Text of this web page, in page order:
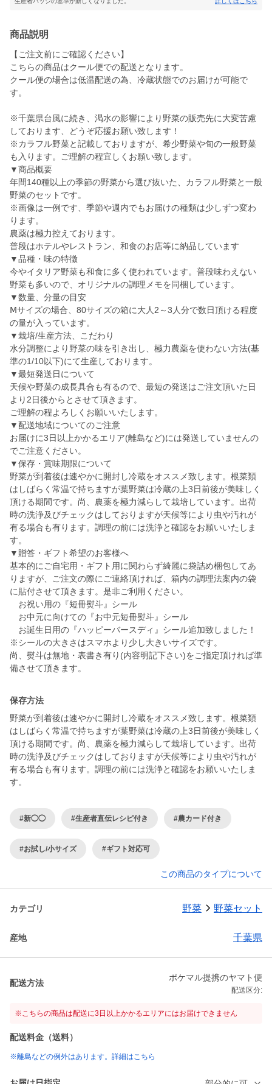
商品説明
【ご注文前にご確認ください】
こちらの商品はクール便での配送となります。
クール便の場合は低温配送の為、冷蔵状態でのお届けが可能で
す。
※千葉県台風に続き、渇水の影響により野菜の販売先に大変苦慮
しております、どうぞ応援お願い致します！
※カラフル野菜と記載しておりますが、希少野菜や旬の一般野菜
も入ります。ご理解の程宜しくお願い致します。
▼商品概要
年間140種以上の季節の野菜から選び抜いた、カラフル野菜と一般
野菜のセットです。
※画像は一例です、季節や週内でもお届けの種類は少しずつ変わ
ります。
農薬は極力控えております。
普段はホテルやレストラン、和食のお店等に納品しています
▼品種・味の特徴
今やイタリア野菜も和食に多く使われています。普段味わえない
野菜も多いので、オリジナルの調理メモを同梱しています。
▼数量、分量の目安
Ⅿサイズの場合、80サイズの箱に大人2～3人分で数日頂ける程度
の量が入っています。
▼栽培/生産方法、こだわり
水分調整により野菜の味を引き出し、極力農薬を使わない方法(基
準の1/10以下)にて生産しております。
▼最短発送日について
天候や野菜の成長具合も有るので、最短の発送はご注文頂いた日
より2日後からとさせて頂きます。
ご理解の程よろしくお願いいたします。
▼配送地域についてのご注意
お届けに3日以上かかるエリア(離島など)には発送していませんの
でご注意ください。
▼保存・賞味期限について
野菜が到着後は速やかに開封し冷蔵をオススメ致します。根菜類
はしばらく常温で持ちますが葉野菜は冷蔵の上3日前後が美味しく
頂ける期間です。尚、農薬を極力減らして栽培しています。出荷
時の洗浄及びチェックはしておりますが天候等により虫や汚れが
有る場合も有ります。調理の前には洗浄と確認をお願いいたしま
す。
▼贈答・ギフト希望のお客様へ
基本的にご自宅用・ギフト用に関わらず綺麗に袋詰め梱包してあ
りますが、ご注文の際にご連絡頂ければ、箱内の調理法案内の袋
に貼付させて頂きます。是非ご利用ください。
お祝い用の『短冊熨斗』シール
お中元に向けての『お中元短冊熨斗』シール
お誕生日用の『ハッピーバースディ』シール追加致しました！
※シールの大きさはスマホより少し大きいサイズです。
尚、熨斗は無地・表書き有り(内容明記下さい)をご指定頂ければ準
備させて頂きます。
保存方法
野菜が到着後は速やかに開封し冷蔵をオススメ致します。根菜類
はしばらく常温で持ちますが葉野菜は冷蔵の上3日前後が美味しく
頂ける期間です。尚、農薬を極力減らして栽培しています。出荷
時の洗浄及びチェックはしておりますが天候等により虫や汚れが
有る場合も有ります。調理の前には洗浄と確認をお願いいたしま
す。
#新◯◯ #生産者直伝レシピ付き #農カード付き
#お試し/小サイズ #ギフト対応可
この商品のタイプについて
カテゴリ 野菜 野菜セット
産地 千葉県
配送方法
ポケマル提携のヤマト便
配送区分:
※こちらの商品は配送に3日以上かかるエリアにはお届けできません
配送料金（送料）
※離島などの例外はあります。詳細はこちら